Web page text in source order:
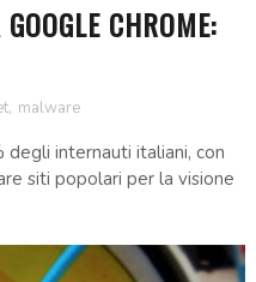
CHROME:
, malware
degli internauti italiani, con
siti popolari per la visione